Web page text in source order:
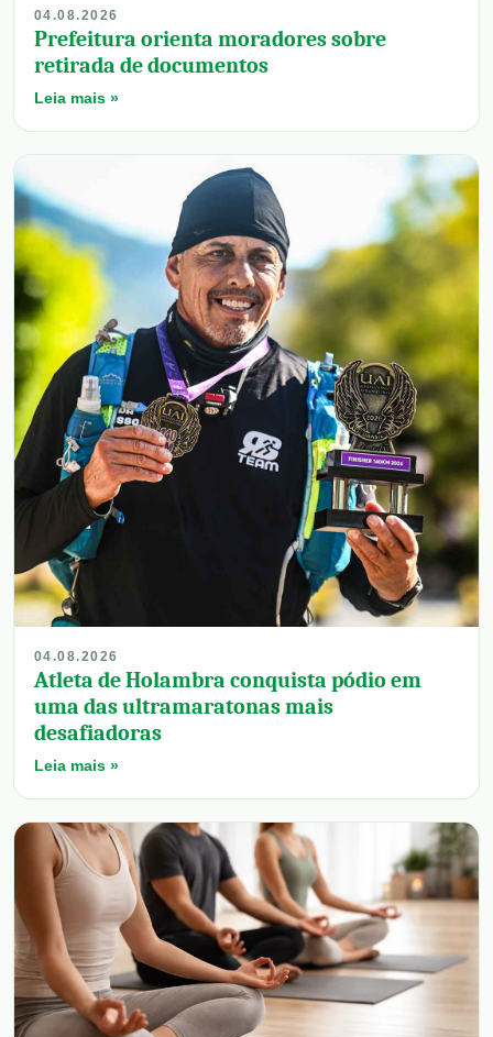
04.08.2026
Prefeitura orienta moradores sobre
retirada de documentos
Leia mais »
04.08.2026
Atleta de Holambra conquista pódio em
uma das ultramaratonas mais
desafiadoras
Leia mais »